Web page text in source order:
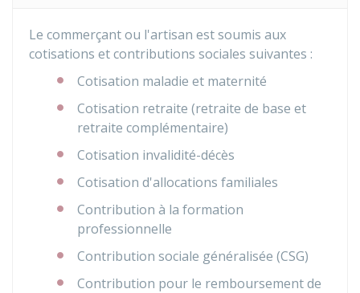
Le commerçant ou l'artisan est soumis aux
cotisations et contributions sociales suivantes :
Cotisation maladie et maternité
Cotisation retraite (retraite de base et
retraite complémentaire)
Cotisation invalidité-décès
Cotisation d'allocations familiales
Contribution à la formation
professionnelle
Contribution sociale généralisée (CSG)
Contribution pour le remboursement de